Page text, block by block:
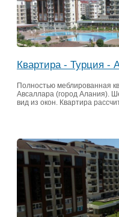
Квартира - Турция -
Полностью меблированная
Авсаллара (город Алания).
вид из окон. Квартира